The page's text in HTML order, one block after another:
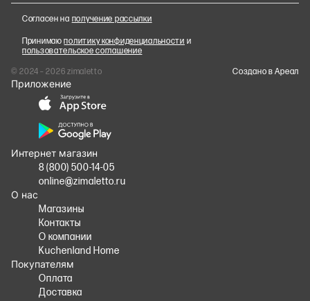
Согласен на получение рассылки
Принимаюполитику конфиденциальности и
пользовательское соглашение
© 2024 – 2026 zimaletto
Cоздано в Ареал
Приложение
Интернет магазин
8 (800) 500-14-05
online@zimaletto.ru
О нас
Магазины
Контакты
О компании
Kuchenland Home
Покупателям
Оплата
Доставка